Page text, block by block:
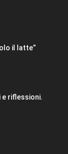
il latte”
e riflessioni.